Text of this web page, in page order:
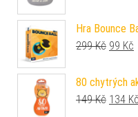
Hra Bounce
299Kč 99 Kč
80 chytrých
149Kč 134 Kč